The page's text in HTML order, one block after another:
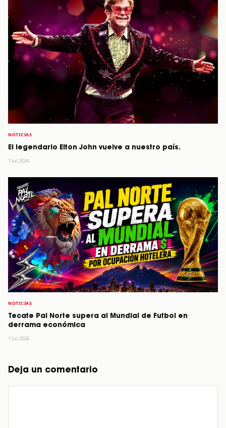
NOTICIAS
El legendario Elton John vuelve a nuestro país.
7 Jul, 2026
NOTICIAS
Tecate Pal Norte supera al Mundial de Futbol en
derrama económica
1 Jul, 2026
Deja un comentario